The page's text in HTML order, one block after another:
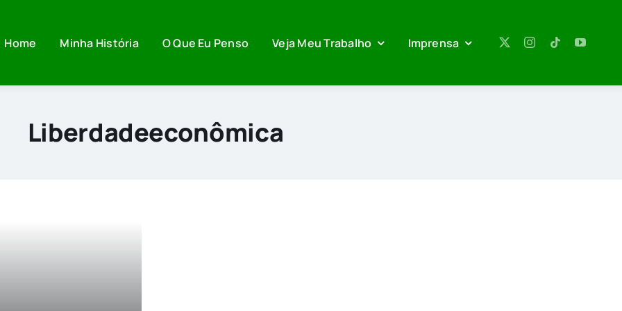
Home Minha História O Que Eu Penso Veja Meu Trabalho Imprensa
Liberdadeeconômica